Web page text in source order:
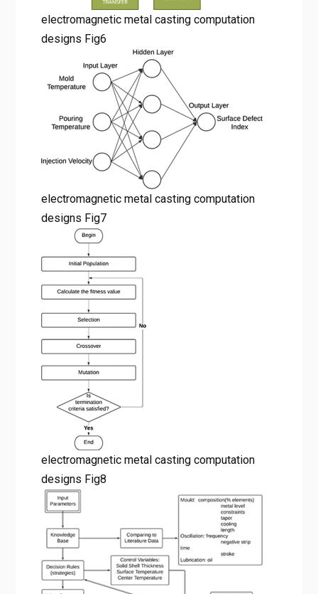
electromagnetic metal casting computation
designs Fig6
electromagnetic metal casting computation
designs Fig7
electromagnetic metal casting computation
designs Fig8